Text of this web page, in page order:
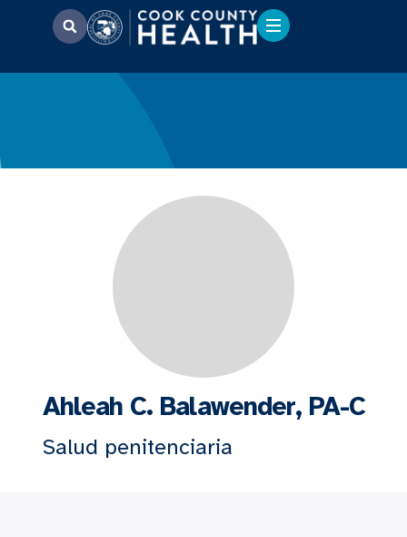
Ahleah C. Balawender, PA-C
Salud penitenciaria